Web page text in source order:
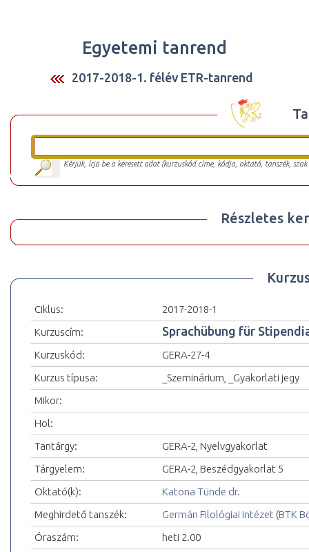
Egyetemi tanrend
2017-2018-1. félév ETR-tanrend
Kérjük, írja be a keresett adat (kurzuskód címe, kódja, oktató, tanszék,
Részletes
Ciklus:
2017-2018-1
Kurzuscím:
Sprachübung für
Kurzuskód:
GERA-27-4
Kurzus típusa:
_Szeminárium, _Gyakorlati jegy
Mikor:
Hol:
Tantárgy:
GERA-2, Nyelvgyakorlat
Tárgyelem:
GERA-2, Beszédgyakorlat 5
Oktató(k):
Katona Tünde dr.
Meghirdető tanszék:
Germán Filológiai Intézet (BTK
Óraszám:
heti 2.00